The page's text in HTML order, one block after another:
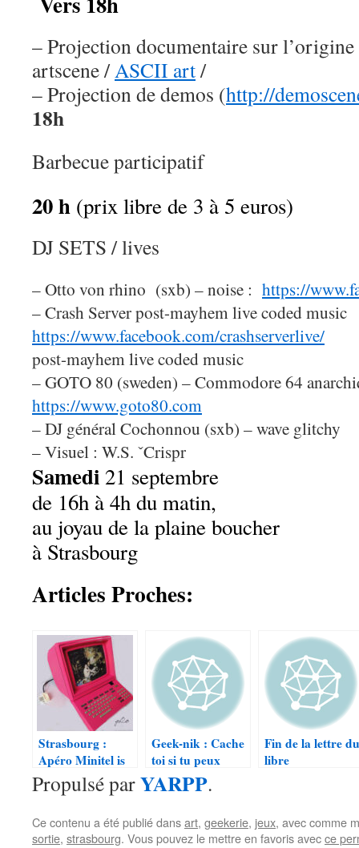
– Projection documentaire sur l’origine
artscene /ASCII art/
– Projection de demos (http://
18h
Barbecue participatif
20 h (prix libre de 3 à 5 euros)
DJ SETS / lives
– Otto von rhino (sxb) – noise : https://
–Crash Server post-mayhem live coded music
https://www.facebook.com/crashserverlive/
post-mayhem live coded music
– GOTO 80 (sweden) – Commodore 64
https://www.goto80.com
– DJ général Cochonnou (sxb) – wave glitchy
– Visuel : W.S. ˇCrispr
Samedi 21 septembre
de 16h à 4h du matin,
au joyau de la plaine boucher
à Strasbourg
Articles Proches:
Strasbourg :
Apéro Minitel is
dead
Geek-nik : Cache
toi si tu peux
Fin de la lettre du
libre
Propulsé parYARPP.
Ce contenu a été publié dansart, geekerie, jeux, avec comme
sortie, strasbourg. Vous pouvez le mettre en favoris avecce